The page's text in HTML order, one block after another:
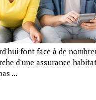
font face à de
d'une assurance
...